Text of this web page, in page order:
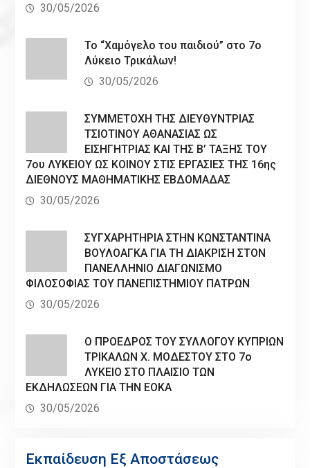
30/05/2026
Το “Χαμόγελο του παιδιού” στο 7ο
Λύκειο Τρικάλων!
30/05/2026
ΣΥΜΜΕΤΟΧΗ ΤΗΣ ΔΙΕΥΘΥΝΤΡΙΑΣ
ΤΣΙΟΤΙΝΟΥ ΑΘΑΝΑΣΙΑΣ ΩΣ
ΕΙΣΗΓΗΤΡΙΑΣ ΚΑΙ ΤΗΣ Β’ ΤΑΞΗΣ ΤΟΥ
7ου ΛΥΚΕΙΟΥ ΩΣ ΚΟΙΝΟΥ ΣΤΙΣ ΕΡΓΑΣΙΕΣ ΤΗΣ 16ης
ΔΙΕΘΝΟΥΣ ΜΑΘΗΜΑΤΙΚΗΣ ΕΒΔΟΜΑΔΑΣ
30/05/2026
ΣΥΓΧΑΡΗΤΗΡΙΑ ΣΤΗΝ ΚΩΝΣΤΑΝΤΙΝΑ
ΒΟΥΛΟΑΓΚΑ ΓΙΑ ΤΗ ΔΙΑΚΡΙΣΗ ΣΤΟΝ
ΠΑΝΕΛΛΗΝΙΟ ΔΙΑΓΩΝΙΣΜΟ
ΦΙΛΟΣΟΦΙΑΣ ΤΟΥ ΠΑΝΕΠΙΣΤΗΜΙΟΥ ΠΑΤΡΩΝ
30/05/2026
Ο ΠΡΟΕΔΡΟΣ ΤΟΥ ΣΥΛΛΟΓΟΥ ΚΥΠΡΙΩΝ
ΤΡΙΚΑΛΩΝ Χ. ΜΟΔΕΣΤΟΥ ΣΤΟ 7ο
ΛΥΚΕΙΟ ΣΤΟ ΠΛΑΙΣΙΟ ΤΩΝ
ΕΚΔΗΛΩΣΕΩΝ ΓΙΑ ΤΗΝ ΕΟΚΑ
30/05/2026
Εκπαίδευση Εξ Αποστάσεως